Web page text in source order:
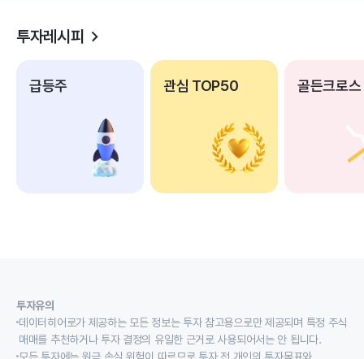
투자레시피
급등주 관심 TOP50 골든크로스
투자유의
데이터히어로가 제공하는 모든 정보는 투자 참고용으로만 제공되며 특정 주식
매매를 추천하거나 투자 결정의 유일한 근거로 사용되어서는 안 됩니다.